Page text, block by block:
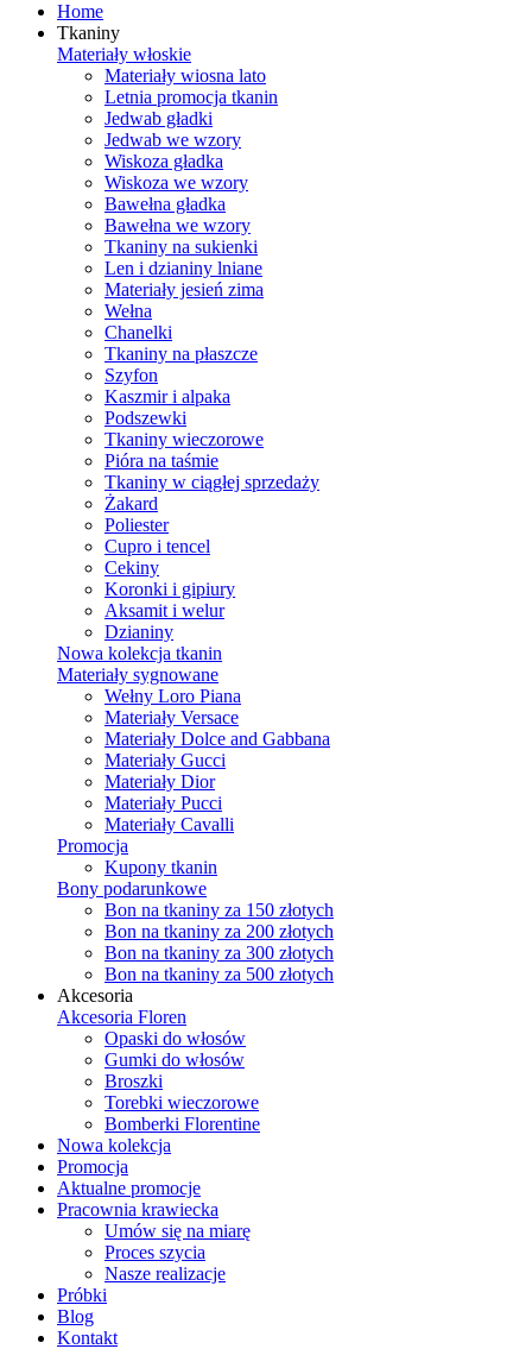
Home
Tkaniny
Materiały włoskie
Materiały wiosna lato
Letnia promocja tkanin
Jedwab gładki
Jedwab we wzory
Wiskoza gładka
Wiskoza we wzory
Bawełna gładka
Bawełna we wzory
Tkaniny na sukienki
Len i dzianiny lniane
Materiały jesień zima
Wełna
Chanelki
Tkaniny na płaszcze
Szyfon
Kaszmir i alpaka
Podszewki
Tkaniny wieczorowe
Pióra na taśmie
Tkaniny w ciągłej sprzedaży
Żakard
Poliester
Cupro i tencel
Cekiny
Koronki i gipiury
Aksamit i welur
Dzianiny
Nowa kolekcja tkanin
Materiały sygnowane
Wełny Loro Piana
Materiały Versace
Materiały Dolce and Gabbana
Materiały Gucci
Materiały Dior
Materiały Pucci
Materiały Cavalli
Promocja
Kupony tkanin
Bony podarunkowe
Bon na tkaniny za 150 złotych
Bon na tkaniny za 200 złotych
Bon na tkaniny za 300 złotych
Bon na tkaniny za 500 złotych
Akcesoria
Akcesoria Floren
Opaski do włosów
Gumki do włosów
Broszki
Torebki wieczorowe
Bomberki Florentine
Nowa kolekcja
Promocja
Aktualne promocje
Pracownia krawiecka
Umów się na miarę
Proces szycia
Nasze realizacje
Próbki
Blog
Kontakt